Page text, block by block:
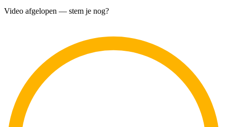
Video afgelopen — stem je nog?